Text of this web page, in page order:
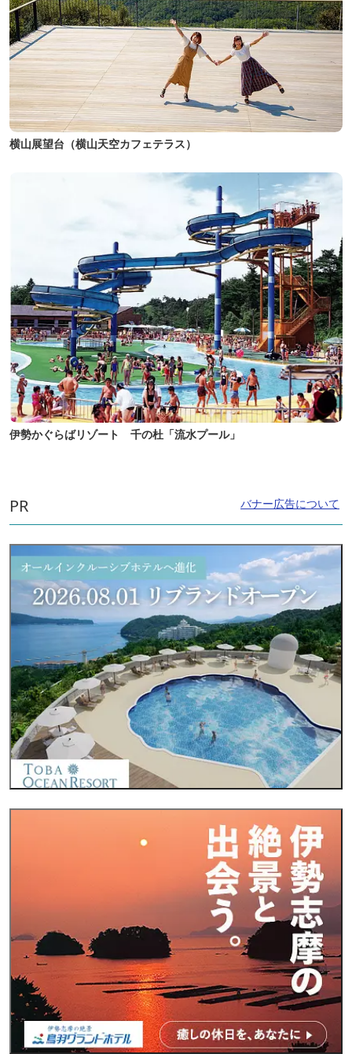
横山展望台（横山天空カフェテラス）
伊勢かぐらばリゾート 千の杜「流水プール」
PR バナー広告について